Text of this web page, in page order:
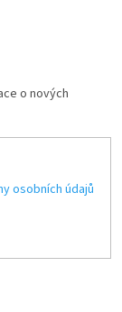
o nových
osobních údajů